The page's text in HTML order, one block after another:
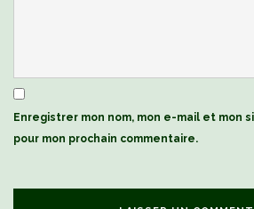
Enregistrer mon nom, mon e-mail et mon
pour mon prochain commentaire.